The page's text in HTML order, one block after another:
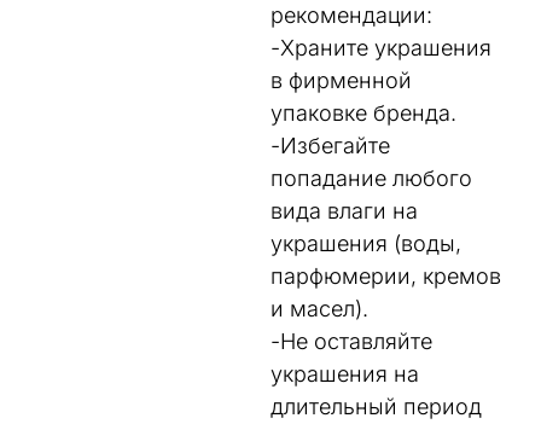
рекомендации:
-Храните украшения
в фирменной
упаковке бренда.
-Избегайте
попадание любого
вида влаги на
украшения (воды,
парфюмерии, кремов
и масел).
-Не оставляйте
украшения на
длительный период